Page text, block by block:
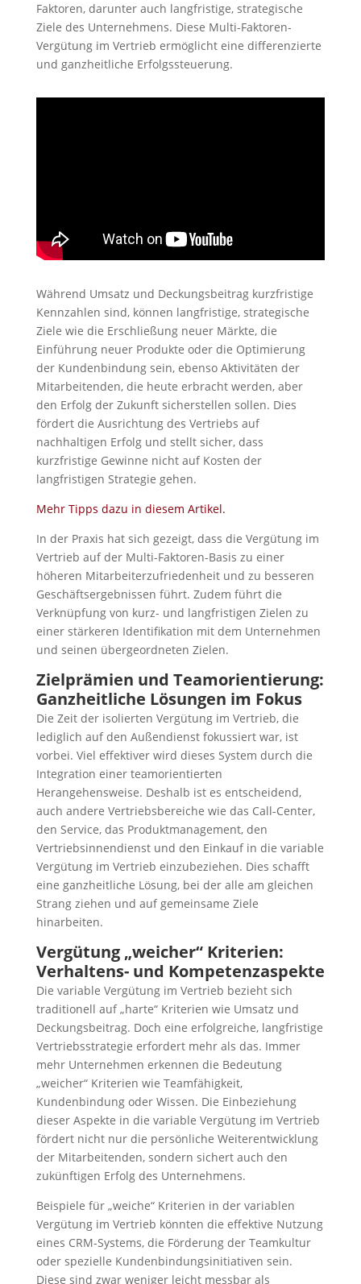
Faktoren, darunter auch langfristige, strategische
Ziele des Unternehmens. Diese Multi-Faktoren-
Vergütung im Vertrieb ermöglicht eine differenzierte
und ganzheitliche Erfolgssteuerung.
Während Umsatz und Deckungsbeitrag kurzfristige
Kennzahlen sind, können langfristige, strategische
Ziele wie die Erschließung neuer Märkte, die
Einführung neuer Produkte oder die Optimierung
der Kundenbindung sein, ebenso Aktivitäten der
Mitarbeitenden, die heute erbracht werden, aber
den Erfolg der Zukunft sicherstellen sollen. Dies
fördert die Ausrichtung des Vertriebs auf
nachhaltigen Erfolg und stellt sicher, dass
kurzfristige Gewinne nicht auf Kosten der
langfristigen Strategie gehen.
Mehr Tipps dazu in diesem Artikel.
In der Praxis hat sich gezeigt, dass die Vergütung im
Vertrieb auf der Multi-Faktoren-Basis zu einer
höheren Mitarbeiterzufriedenheit und zu besseren
Geschäftsergebnissen führt. Zudem führt die
Verknüpfung von kurz- und langfristigen Zielen zu
einer stärkeren Identifikation mit dem Unternehmen
und seinen übergeordneten Zielen.
Zielprämien und Teamorientierung:
Ganzheitliche Lösungen im Fokus
Die Zeit der isolierten Vergütung im Vertrieb, die
lediglich auf den Außendienst fokussiert war, ist
vorbei. Viel effektiver wird dieses System durch die
Integration einer teamorientierten
Herangehensweise. Deshalb ist es entscheidend,
auch andere Vertriebsbereiche wie das Call-Center,
den Service, das Produktmanagement, den
Vertriebsinnendienst und den Einkauf in die variable
Vergütung im Vertrieb einzubeziehen. Dies schafft
eine ganzheitliche Lösung, bei der alle am gleichen
Strang ziehen und auf gemeinsame Ziele
hinarbeiten.
Vergütung „weicher“ Kriterien:
Verhaltens- und Kompetenzaspekte
Die variable Vergütung im Vertrieb bezieht sich
traditionell auf „harte“ Kriterien wie Umsatz und
Deckungsbeitrag. Doch eine erfolgreiche, langfristige
Vertriebsstrategie erfordert mehr als das. Immer
mehr Unternehmen erkennen die Bedeutung
„weicher“ Kriterien wie Teamfähigkeit,
Kundenbindung oder Wissen. Die Einbeziehung
dieser Aspekte in die variable Vergütung im Vertrieb
fördert nicht nur die persönliche Weiterentwicklung
der Mitarbeitenden, sondern sichert auch den
zukünftigen Erfolg des Unternehmens.
Beispiele für „weiche“ Kriterien in der variablen
Vergütung im Vertrieb könnten die effektive Nutzung
eines CRM-Systems, die Förderung der Teamkultur
oder spezielle Kundenbindungsinitiativen sein.
Diese sind zwar weniger leicht messbar als